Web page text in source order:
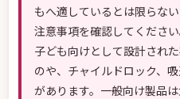
もへ適しているとは限らな
注意事項を確認してください
子ども向けとして設計され
のや、チャイルドロック、
があります。一般向け製品